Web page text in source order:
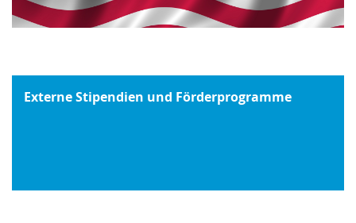
Externe Stipendien und Förderprogramme